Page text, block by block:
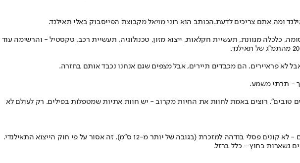
ומה אתם צריכים לדעת.הכותב הוא רוני מויאל מקבוצת הפייסבוק באלי תאילנד.
כלכלה מגוונת, תעשיית חקלאות, ייצוא מזון, טכנולוגיה, תעשיית רכב, טקסטיל - והרשימה עוד
לא פראיירים. הם מכבדים תיירים, אבל מצפים שגם אנחנו נכבד אותם בחזרה.
- תרתי משמע.
טובים”. רוצים באמת לחוות את החיות מקרוב - יש חוות אתיות שמטפלות בפילים. רק לעולם לא
לא מצטלמים ליד פסלים בתנוחות מצחיקות, לא יושבים עליהם, לא נוגעים בהם ולא מכוונים רגליים לכיוונם. ואם כבר מדברים - לא קונים פסלי בודהה למזכרת (בגובה של יותר מ-12 ס"מ). זה אסור על פי חוק הייצוא התאילנדי.
נשארות בחוץ– כלל ברזל.